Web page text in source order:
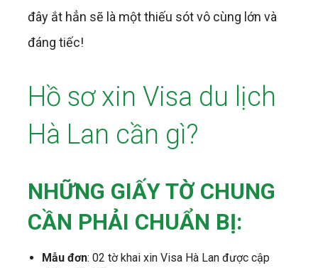
đây ắt hẳn sẽ là một thiếu sót vô cùng lớn và
đáng tiếc!
Hồ sơ xin Visa du lịch
Hà Lan cần gì?
NHỮNG GIẤY TỜ CHUNG
CẦN PHẢI CHUẨN BỊ:
Mẫu đơn: 02 tờ khai xin Visa Hà Lan được cập